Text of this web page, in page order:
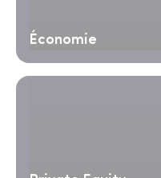
Économie